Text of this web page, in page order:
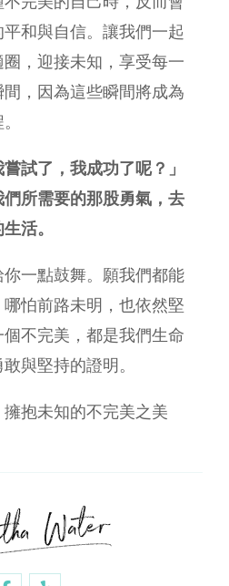
和與自信。讓我們一起
，迎接未知，享受每一
，因為這些瞬間將成為
試了，我成功了呢？」
所需要的那股勇氣，去
活。
一點鼓舞。願我們都能
怕前路未明，也依然堅
不完美，都是我們生命
與堅持的證明。
抱未知的不完美之美